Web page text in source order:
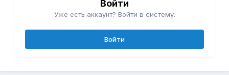
Войти
Уже есть аккаунт? Войти в систему.
Войти